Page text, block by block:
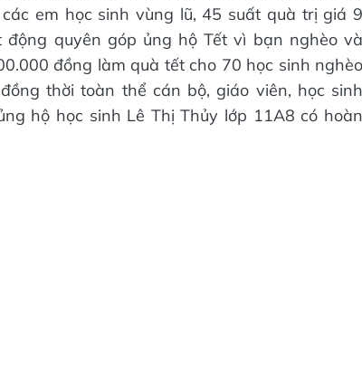
em học sinh vùng lũ, 45 suất quà trị giá 9
quyên góp ủng hộ Tết vì bạn nghèo và
đồng làm quà tết cho 70 học sinh nghèo
thời toàn thể cán bộ, giáo viên, học sinh
hộ học sinh Lê Thị Thủy lớp 11A8 có hoàn